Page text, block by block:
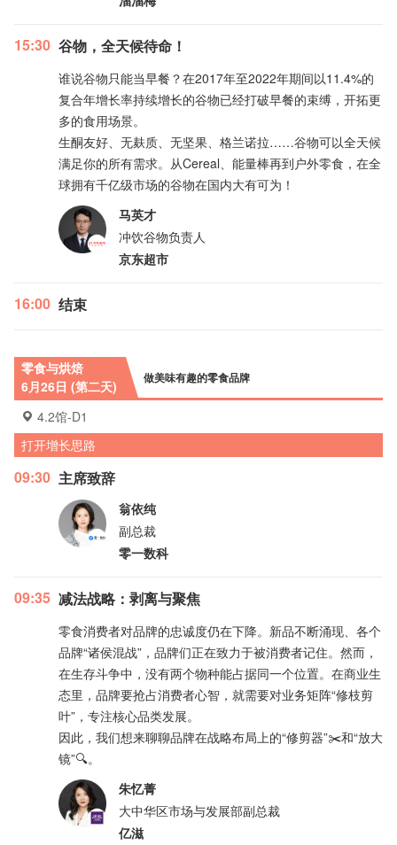
15:30 谷物，全天候待命！
谁说谷物只能当早餐？在2017年至2022年期间以11.4%的
复合年增长率持续增长的谷物已经打破早餐的束缚，开拓更
多的食用场景。
生酮友好、无麸质、无坚果、格兰诺拉……谷物可以全天候
满足你的所有需求。从Cereal、能量棒再到户外零食，在全
球拥有千亿级市场的谷物在国内大有可为！
马英才
冲饮谷物负责人
京东超市
16:00 结束
零食与烘焙
6月26日 (第二天)
做美味有趣的零食品牌
4.2馆-D1
打开增长思路
09:30 主席致辞
翁依纯
副总裁
零一数科
09:35 减法战略：剥离与聚焦
零食消费者对品牌的忠诚度仍在下降。新品不断涌现、各个
品牌“诸侯混战”，品牌们正在致力于被消费者记住。然而，
在生存斗争中，没有两个物种能占据同一个位置。在商业生
态里，品牌要抢占消费者心智，就需要对业务矩阵“修枝剪
叶”，专注核心品类发展。
因此，我们想来聊聊品牌在战略布局上的“修剪器”✂️和“放大
镜”🔍。
朱忆菁
大中华区市场与发展部副总裁
亿滋